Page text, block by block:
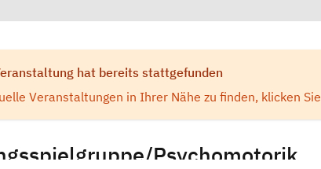
hat bereits stattgefunden
Veranstaltungen in Ihrer Nähe zu finden, klicken Sie
Psychomotorik